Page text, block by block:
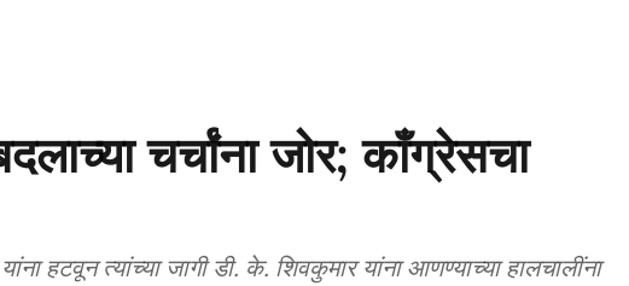
चर्चांना जोर; काँग्रेसचा
हटवून त्यांच्या जागी डी. के. शिवकुमार यांना आणण्याच्या हालचालींना